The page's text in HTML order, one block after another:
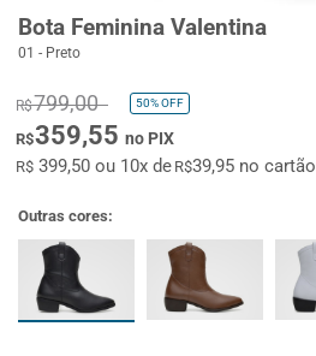
Bota Feminina Valentina
01 - Preto
R$799,00 50%OFF
R$359,55 no PIX
R$ 399,50 ou 10x deR$39,95 no cartão
Outras cores: